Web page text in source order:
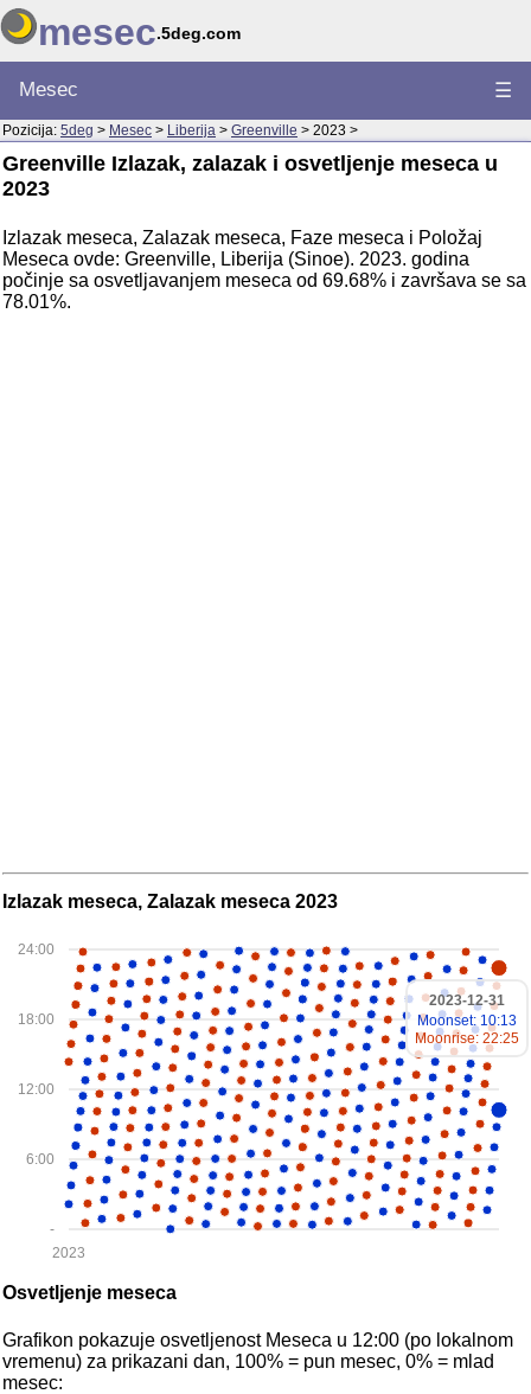
mesec.5deg.com
Mesec ☰
Pozicija: 5deg > Mesec > Liberija > Greenville > 2023 >
Greenville Izlazak, zalazak i osvetljenje meseca u
2023
Izlazak meseca, Zalazak meseca, Faze meseca i Položaj
Meseca ovde: Greenville, Liberija (Sinoe). 2023. godina
počinje sa osvetljavanjem meseca od 69.68% i završava se sa
78.01%.
Izlazak meseca, Zalazak meseca 2023
-
6:00
12:00
18:00
24:00
2023
2023-12-31
Moonset: 10:13
Moonrise: 22:25
Osvetljenje meseca
Grafikon pokazuje osvetljenost Meseca u 12:00 (po lokalnom
vremenu) za prikazani dan, 100% = pun mesec, 0% = mlad
mesec: